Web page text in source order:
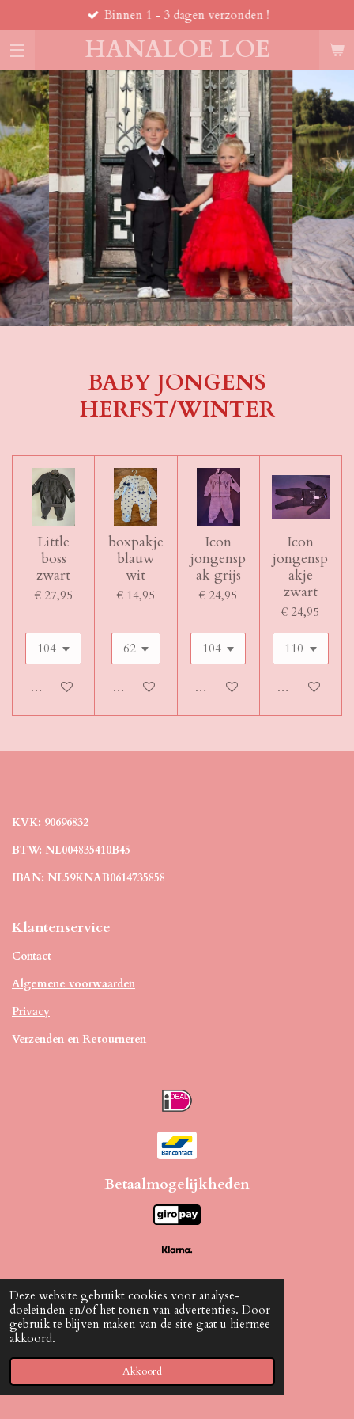
Deze website gebruikt cookies voor analyse-
doeleinden en/of het tonen van advertenties. Door
gebruik te blijven maken van de site gaat u hiermee
akkoord.
Akkoord
direct
naar
de
hoofdinhoud
HANALOE LOE
Binnen 1 - 3 dagen verzonden !
BABY JONGENS
HERFST/WINTER
Little
boss
zwart
€ 27,95
In winkelwagen
boxpakje
blauw
wit
€ 14,95
In winkelwagen
Icon
jongensp
ak grijs
€ 24,95
In winkelwagen
Icon
jongensp
akje
zwart
€ 24,95
In
KVK: 90696832
BTW: NL004835410B45
IBAN: NL59KNAB0614735858
Klantenservice
Contact
Algemene voorwaarden
Privacy
Verzenden en Retourneren
Betaalmogelijkheden
Wij bezorgen met